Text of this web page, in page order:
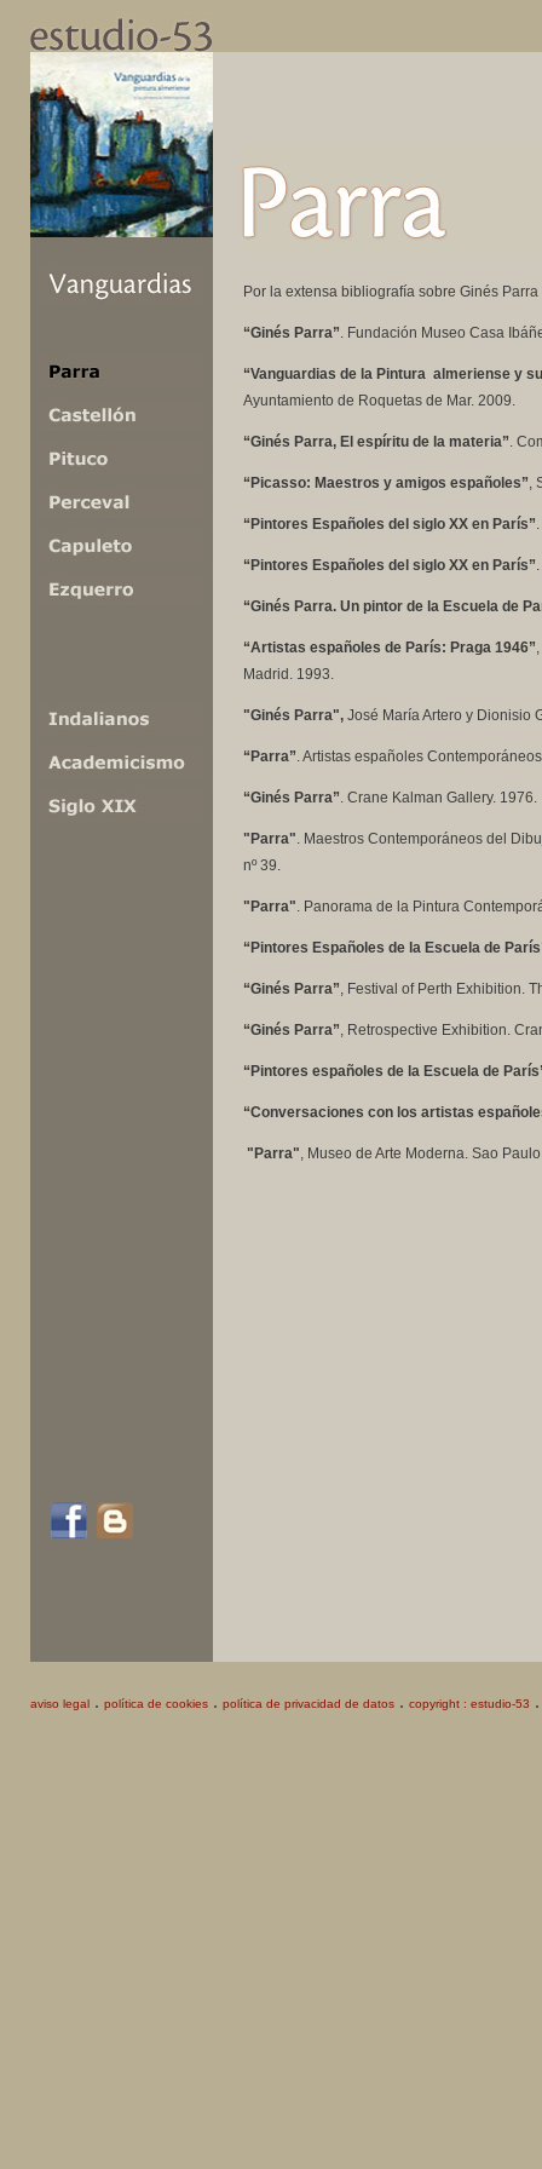
Por la extensa bibliografía sobre Ginés
“Ginés Parra”. Fundación Museo Casa
“Vanguardias de la Pintura almeriense y
Ayuntamiento de Roquetas de Mar. 2009.
“Ginés Parra, El espíritu de la materia”.
“Picasso: Maestros y amigos españoles”,
“Pintores Españoles del siglo XX en París”
“Pintores Españoles del siglo XX en París”
“Ginés Parra. Un pintor de la Escuela de
“Artistas españoles de París: Praga 1946”
Madrid. 1993.
"Ginés Parra", José María Artero y Dionisio
“Parra”. Artistas españoles
“Ginés Parra”. Crane Kalman Gallery. 1976.
"Parra". Maestros Contemporáneos del
nº 39.
"Parra". Panorama de la Pintura
“Pintores Españoles de la Escuela de
“Ginés Parra”, Festival of Perth Exhibition.
“Ginés Parra”, Retrospective Exhibition.
“Pintores españoles de la Escuela de
“Conversaciones con los artistas
"Parra", Museo de Arte Moderna. Sao
aviso legal . política de cookies . política de privacidad de datos . copyright : estudio-53